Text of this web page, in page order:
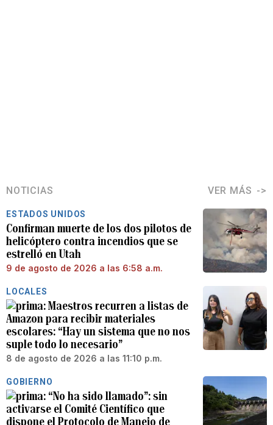
NOTICIAS VER MÁS
ESTADOS UNIDOS
Confirman muerte de los dos pilotos de
helicóptero contra incendios que se
estrelló en Utah
9 de agosto de 2026 a las 6:58 a.m.
LOCALES
Maestros recurren a listas de
Amazon para recibir materiales
escolares: “Hay un sistema que no nos
suple todo lo necesario”
8 de agosto de 2026 a las 11:10 p.m.
GOBIERNO
“No ha sido llamado”: sin
activarse el Comité Científico que
dispone el Protocolo de Manejo de